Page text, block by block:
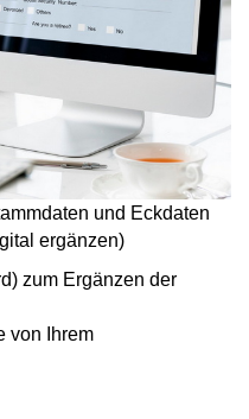
und Eckdaten
ergänzen)
zum Ergänzen der
von Ihrem